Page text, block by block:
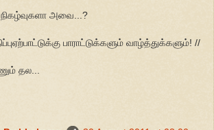
நிகழ்வுகளா அவை...?
பாராட்டுக்களும் வாழ்த்துக்களும்! //
தல...